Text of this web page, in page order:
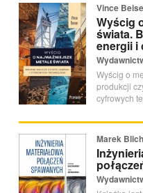
Vince
Wyścig
świata.
energii i
Wyścig o
produkcji
cyfrowych
Marek